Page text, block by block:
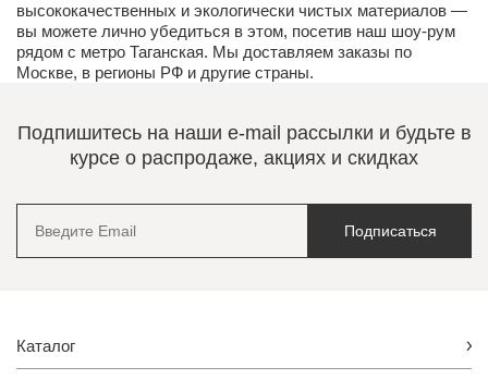
высококачественных и экологически чистых материалов —
вы можете лично убедиться в этом, посетив наш шоу-рум
рядом с метро Таганская. Мы доставляем заказы по
Москве, в регионы РФ и другие страны.
Подпишитесь на наши e-mail рассылки и будьте в
курсе о распродаже, акциях и скидках
Подписаться
Каталог